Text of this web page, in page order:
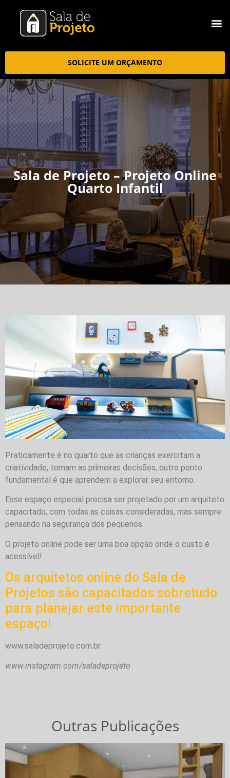
SOLICITE UM ORÇAMENTO
Sala de Projeto – Projeto Online
Quarto Infantil
Praticamente é no quarto que as crianças exercitam a
criatividade, tomam as primeiras decisões, outro ponto
fundamental é que aprendem a explorar seu entorno.
Esse espaço especial precisa ser projetado por um arquiteto
capacitado, com todas as coisas consideradas, mas sempre
pensando na segurança dos pequenos.
O projeto online pode ser uma boa opção onde o custo é
acessível!
Os arquitetos online do Sala de
Projetos são capacitados sobretudo
para planejar este importante
espaço!
www.saladeprojeto.com.br
www.instagram.com/saladeprojeto
Outras Publicações